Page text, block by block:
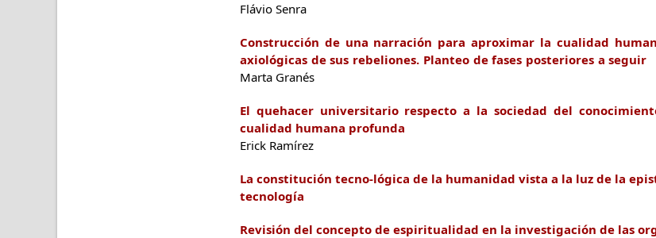
Flávio Senra
Construcción de una narración para aproximar la cualidad
axiológicas de sus rebeliones. Planteo de fases posteriores a seguir
Marta Granés
El quehacer universitario respecto a la sociedad del
cualidad humana profunda Ildefonso
Erick Ramírez
La constitución tecno-lógica de la humanidad vista a la luz de la
tecnología
Sergio
Revisión del concepto de espiritualidad en la investigación de las